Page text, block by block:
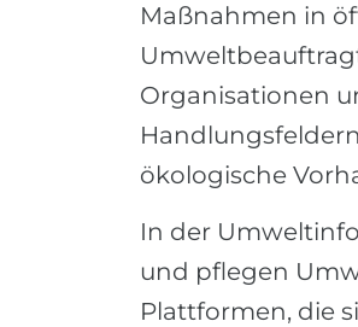
Maßnahmen in
Organisationen
ökologische
In der
und pflegen
Plattformen, die